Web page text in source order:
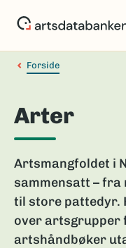
Forside
Arter
Artsmangfoldet i
sammensatt –
til store pattedyr.
over artsgrupper
artshåndbøker